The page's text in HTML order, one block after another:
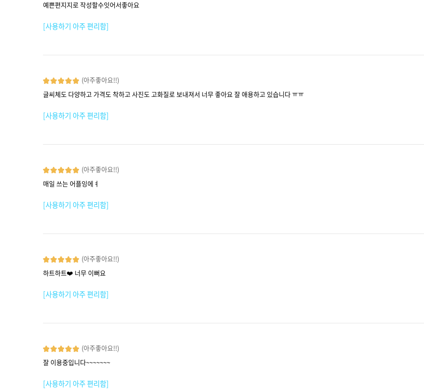
예쁜편지지로 작성할수잇어서좋아요
[사용하기 아주 편리함]
(아주좋아요!!)
글씨체도 다양하고 가격도 착하고 사진도 고화질로 보내져서 너무 좋아요 잘 애용하고 있습니다 ㅠㅠ
[사용하기 아주 편리함]
(아주좋아요!!)
매일 쓰는 어플잉에ㅕ
[사용하기 아주 편리함]
(아주좋아요!!)
하트하트❤️ 너무 이뻐요
[사용하기 아주 편리함]
(아주좋아요!!)
잘 이용중입니다~~~~~~~
[사용하기 아주 편리함]